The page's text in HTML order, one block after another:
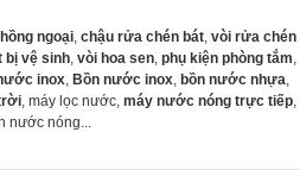
ngoại, chậu rửa chén bát, vòi rửa chén
bị vệ sinh, vòi hoa sen, phụ kiện phòng tắm
inox, Bồn nước inox, bồn nước nhựa
, máy lọc nước, máy nước nóng trực tiếp,
nước nóng...